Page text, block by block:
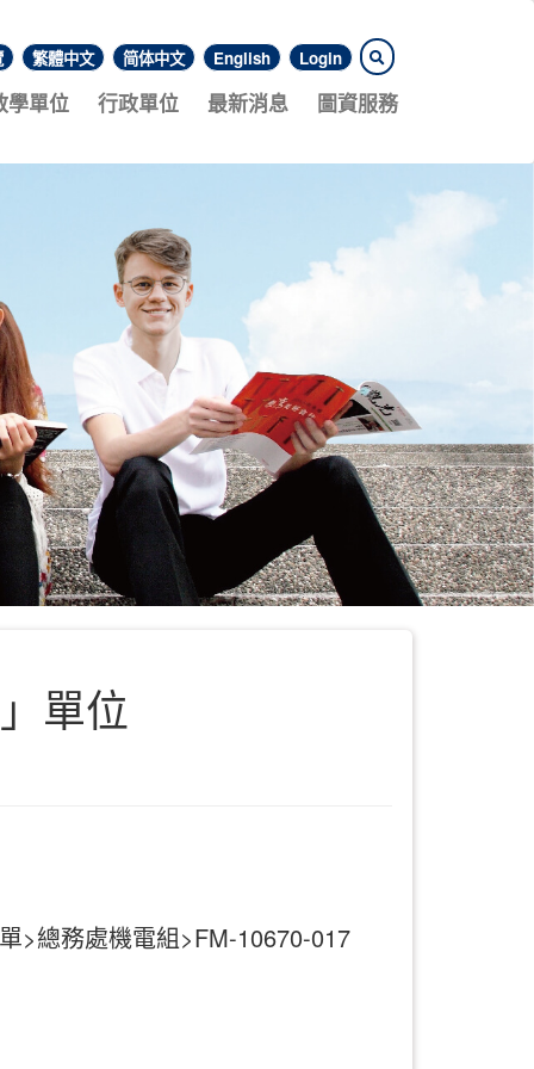
繁體中文 简体中文 English Login
學單位 行政單位 最新消息 圖資服務
單位
>總務處機電組>FM-10670-017